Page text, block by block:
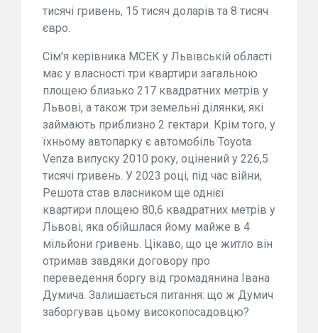
тисячі гривень, 15 тисяч доларів та 8 тисяч
євро.
Сім'я керівника МСЕК у Львівській області
має у власності три квартири загальною
площею близько 217 квадратних метрів у
Львові, а також три земельні ділянки, які
займають приблизно 2 гектари. Крім того, у
їхньому автопарку є автомобіль Toyota
Venza випуску 2010 року, оцінений у 226,5
тисячі гривень. У 2023 році, під час війни,
Решота став власником ще однієї
квартири площею 80,6 квадратних метрів у
Львові, яка обійшлася йому майже в 4
мільйони гривень. Цікаво, що це житло він
отримав завдяки договору про
переведення боргу від громадянина Івана
Думича. Залишається питання: що ж Думич
заборгував цьому високопосадовцю?